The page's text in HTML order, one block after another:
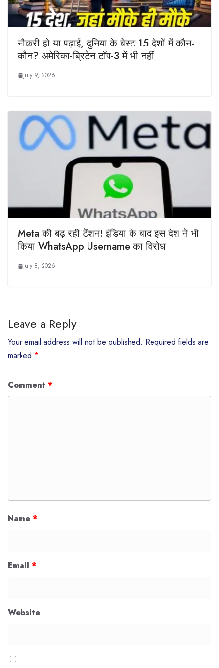
नौकरी हो या पढ़ाई, दुनिया के बेस्ट 15 देशों में कौन-
कौन? अमेरिका-ब्रिटेन टॉप-3 में भी नहीं
July 9, 2026
Meta की बढ़ रही टेंशन! इंडिया के बाद इस देश ने भी
किया WhatsApp Username का विरोध
July 8, 2026
Leave a Reply
Your email address will not be published. Required fields are
marked *
Comment *
Name *
Email *
Website